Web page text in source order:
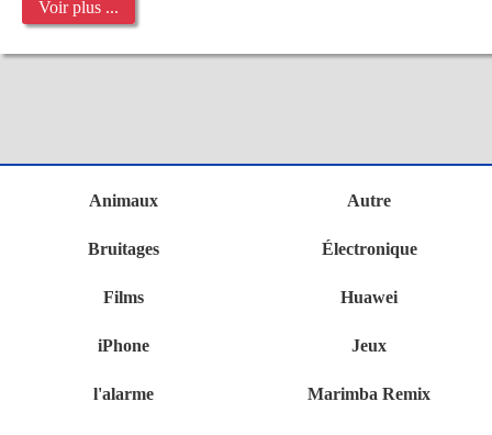
Voir plus ...
Animaux Autre
Bruitages Électronique
Films Huawei
iPhone Jeux
l'alarme Marimba Remix